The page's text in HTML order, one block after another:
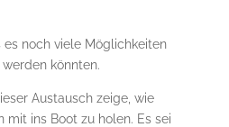
noch viele Möglichkeiten
könnten.
Austausch zeige, wie
mit ins Boot zu holen. Es sei